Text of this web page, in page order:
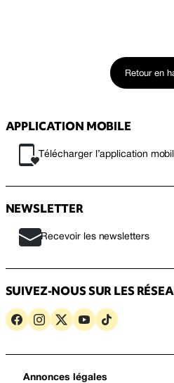
Retour en
APPLICATION MOBILE
Télécharger l’application
NEWSLETTER
Recevoir les newsletters
SUIVEZ-NOUS SUR LES
Annonces légales